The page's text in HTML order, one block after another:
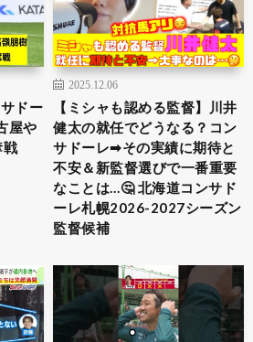
ドー
屋や
戦
2025.12.06
【ミシャも認める監督】川井
健太の就任でどうなる？コン
サドーレ➡︎その実績に期待と
不安＆新監督選びで一番重要
なことは…🤔 北海道コンサド
ーレ札幌2026-2027シーズン
監督候補